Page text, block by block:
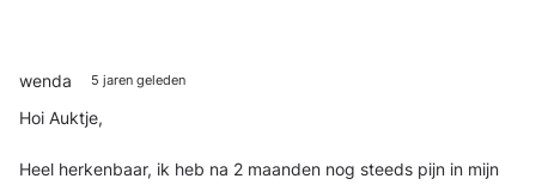
wenda 5 jaren geleden
Hoi Auktje,
Heel herkenbaar, ik heb na 2 maanden nog steeds pijn in mijn